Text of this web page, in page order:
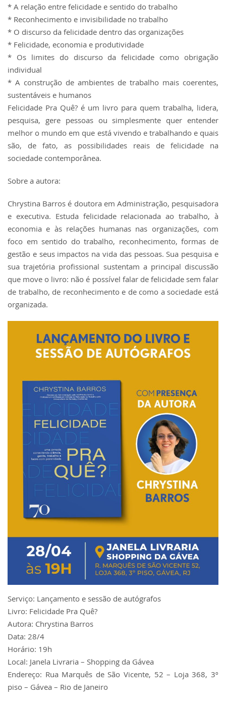
* A relação entre felicidade e sentido do trabalho
* Reconhecimento e invisibilidade no trabalho
* O discurso da felicidade dentro das organizações
* Felicidade, economia e produtividade
* Os limites do discurso da felicidade como obrigação
individual
* A construção de ambientes de trabalho mais coerentes,
sustentáveis e humanos
Felicidade Pra Quê? é um livro para quem trabalha, lidera,
pesquisa, gere pessoas ou simplesmente quer entender
melhor o mundo em que está vivendo e trabalhando e quais
são, de fato, as possibilidades reais de felicidade na
sociedade contemporânea.
Sobre a autora:
Chrystina Barros é doutora em Administração, pesquisadora
e executiva. Estuda felicidade relacionada ao trabalho, à
economia e às relações humanas nas organizações, com
foco em sentido do trabalho, reconhecimento, formas de
gestão e seus impactos na vida das pessoas. Sua pesquisa e
sua trajetória profissional sustentam a principal discussão
que move o livro: não é possível falar de felicidade sem falar
de trabalho, de reconhecimento e de como a sociedade está
organizada.
Serviço: Lançamento e sessão de autógrafos
Livro: Felicidade Pra Quê?
Autora: Chrystina Barros
Data: 28/4
Horário: 19h
Local: Janela Livraria – Shopping da Gávea
Endereço: Rua Marquês de São Vicente, 52 – Loja 368, 3º
piso – Gávea – Rio de Janeiro